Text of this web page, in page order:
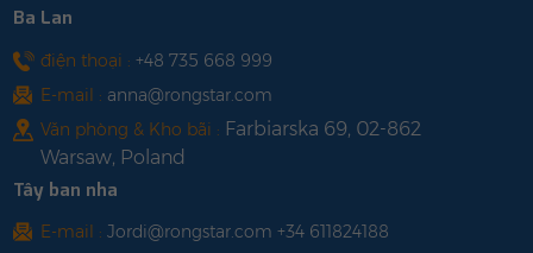
Ba Lan
điện thoại : +48 735 668 999
E-mail : anna@rongstar.com
Văn phòng & Kho bãi : Farbiarska 69, 02-862
Warsaw, Poland
Tây ban nha
E-mail : Jordi@rongstar.com +34 611824188